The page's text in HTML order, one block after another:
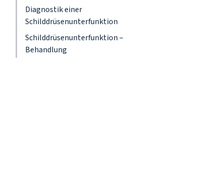
Diagnostik einer
Schilddrüsenunterfunktion
Schilddrüsenunterfunktion –
Behandlung